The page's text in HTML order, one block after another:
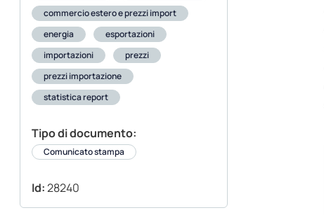
commercio estero e prezzi import
energia
esportazioni
importazioni
prezzi
prezzi importazione
statistica report
Tipo di documento:
Comunicato stampa
Id:28240